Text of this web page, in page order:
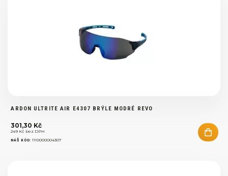
ARDON ULTRITE AIR E4307 BRÝLE MODRÉ REVO
301,30 Kč
249 Kč bez DPH
NÁŠ KÓD:1110000004307